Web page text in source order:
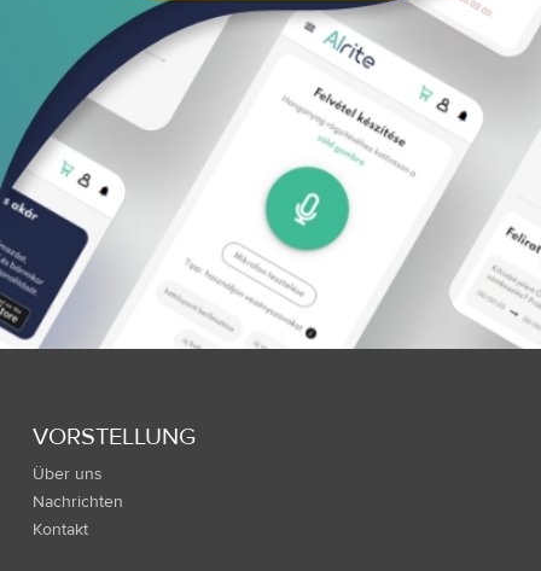
VORSTELLUNG
Über uns
Nachrichten
Kontakt